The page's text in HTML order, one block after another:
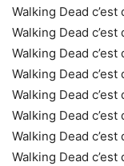
Walking Dead c’est
Walking Dead c’est
Walking Dead c’est
Walking Dead c’est
Walking Dead c’est
Walking Dead c’est
Walking Dead c’est
Walking Dead c’est